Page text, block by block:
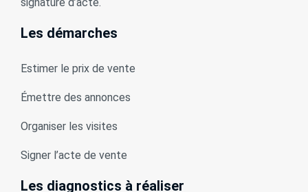
Les démarches
Estimer le prix de vente
Émettre des annonces
Organiser les visites
Signer l’acte de vente
Les diagnostics à réaliser